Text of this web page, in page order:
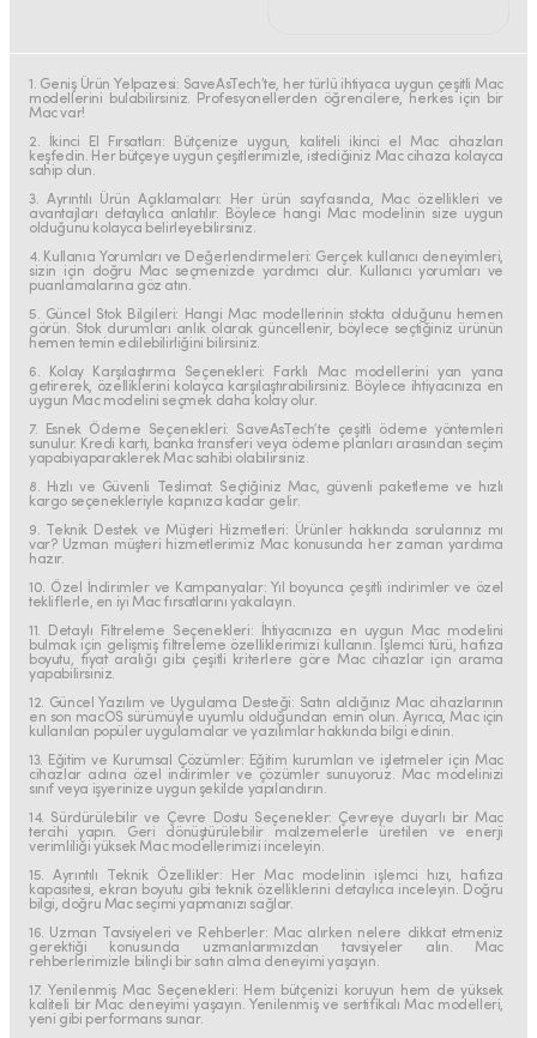
1. Geniş Ürün Yelpazesi: SaveAsTech’te, her türlü ihtiyaca uygun çeşitli Mac
modellerini bulabilirsiniz. Profesyonellerden öğrencilere, herkes için bir
Mac var!
2. İkinci El Fırsatları: Bütçenize uygun, kaliteli ikinci el Mac cihazları
keşfedin. Her bütçeye uygun çeşitlerimizle, istediğiniz Mac cihaza kolayca
sahip olun.
3. Ayrıntılı Ürün Açıklamaları: Her ürün sayfasında, Mac özellikleri ve
avantajları detaylıca anlatılır. Böylece hangi Mac modelinin size uygun
olduğunu kolayca belirleyebilirsiniz.
4. Kullanıcı Yorumları ve Değerlendirmeleri: Gerçek kullanıcı deneyimleri,
sizin için doğru Mac seçmenizde yardımcı olur. Kullanıcı yorumları ve
puanlamalarına göz atın.
5. Güncel Stok Bilgileri: Hangi Mac modellerinin stokta olduğunu hemen
görün. Stok durumları anlık olarak güncellenir, böylece seçtiğiniz ürünün
hemen temin edilebilirliğini bilirsiniz.
6. Kolay Karşılaştırma Seçenekleri: Farklı Mac modellerini yan yana
getirerek, özelliklerini kolayca karşılaştırabilirsiniz. Böylece ihtiyacınıza en
uygun Mac modelini seçmek daha kolay olur.
7. Esnek Ödeme Seçenekleri: SaveAsTech’te çeşitli ödeme yöntemleri
sunulur. Kredi kartı, banka transferi veya ödeme planları arasından seçim
yapabiyaparaklerek Mac sahibi olabilirsiniz.
8. Hızlı ve Güvenli Teslimat: Seçtiğiniz Mac, güvenli paketleme ve hızlı
kargo seçenekleriyle kapınıza kadar gelir.
9. Teknik Destek ve Müşteri Hizmetleri: Ürünler hakkında sorularınız mı
var? Uzman müşteri hizmetlerimiz Mac konusunda her zaman yardıma
hazır.
10. Özel İndirimler ve Kampanyalar: Yıl boyunca çeşitli indirimler ve özel
tekliflerle, en iyi Mac fırsatlarını yakalayın.
11. Detaylı Filtreleme Seçenekleri: İhtiyacınıza en uygun Mac modelini
bulmak için gelişmiş filtreleme özelliklerimizi kullanın. İşlemci türü, hafıza
boyutu, fiyat aralığı gibi çeşitli kriterlere göre Mac cihazlar için arama
yapabilirsiniz.
12. Güncel Yazılım ve Uygulama Desteği: Satın aldığınız Mac cihazlarının
en son macOS sürümüyle uyumlu olduğundan emin olun. Ayrıca, Mac için
kullanılan popüler uygulamalar ve yazılımlar hakkında bilgi edinin.
13. Eğitim ve Kurumsal Çözümler: Eğitim kurumları ve işletmeler için Mac
cihazlar adına özel indirimler ve çözümler sunuyoruz. Mac modelinizi
sınıf veya işyerinize uygun şekilde yapılandırın.
14. Sürdürülebilir ve Çevre Dostu Seçenekler: Çevreye duyarlı bir Mac
tercihi yapın. Geri dönüştürülebilir malzemelerle üretilen ve enerji
verimliliği yüksek Mac modellerimizi inceleyin.
15. Ayrıntılı Teknik Özellikler: Her Mac modelinin işlemci hızı, hafıza
kapasitesi, ekran boyutu gibi teknik özelliklerini detaylıca inceleyin. Doğru
bilgi, doğru Mac seçimi yapmanızı sağlar.
16. Uzman Tavsiyeleri ve Rehberler: Mac alırken nelere dikkat etmeniz
gerektiği konusunda uzmanlarımızdan tavsiyeler alın. Mac
rehberlerimizle bilinçli bir satın alma deneyimi yaşayın.
17. Yenilenmiş Mac Seçenekleri: Hem bütçenizi koruyun hem de yüksek
kaliteli bir Mac deneyimi yaşayın. Yenilenmiş ve sertifikalı Mac modelleri,
yeni gibi performans sunar.